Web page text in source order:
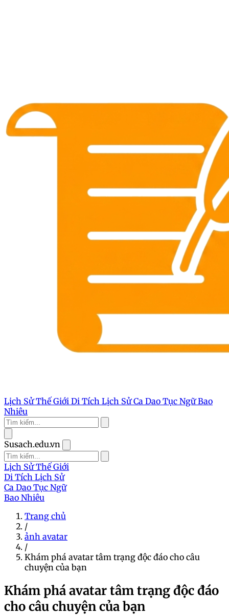
Lịch Sử Thế Giới Di Tích Lịch SửCa Dao Tục NgữBao
Nhiêu
Susach.edu.vn
Lịch Sử Thế Giới
Di Tích Lịch Sử
Ca Dao Tục Ngữ
Bao Nhiêu
Trang chủ
/
ảnh avatar
/
Khám phá avatar tâm trạng độc đáo cho câu
chuyện của bạn
Khám phá avatar tâm trạng độc đáo
cho câu chuyện của bạn